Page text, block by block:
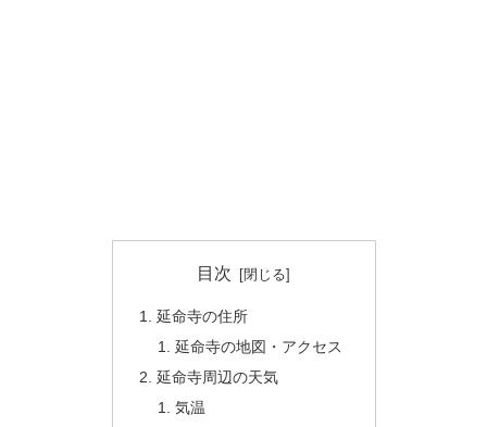
目次
延命寺の住所
延命寺の地図・アクセス
延命寺周辺の天気
気温